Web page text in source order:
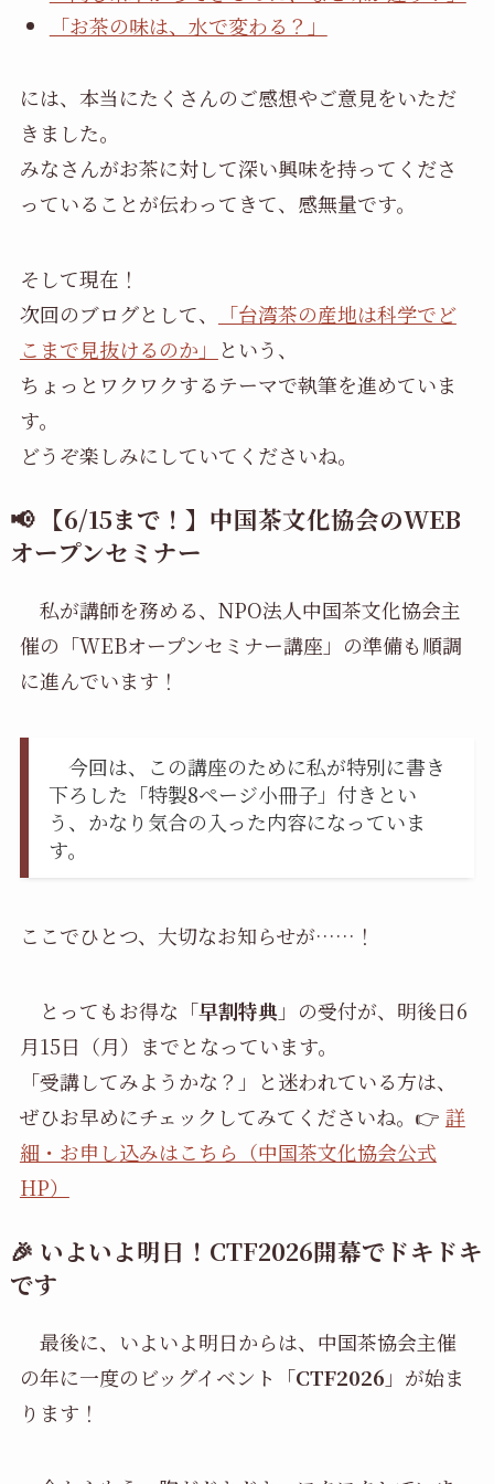
「お茶の味は、水で変わる？」
には、本当にたくさんのご感想やご意見をいただ
きました。
みなさんがお茶に対して深い興味を持ってくださ
っていることが伝わってきて、感無量です。
そして現在！
次回のブログとして、
「台湾茶の産地は科学でど
こまで見抜けるのか」
という、
ちょっとワクワクするテーマで執筆を進めていま
す。
どうぞ楽しみにしていてくださいね。
📢 【6/15まで！】中国茶文化協会のWEB
オープンセミナー
私が講師を務める、NPO法人中国茶文化協会主
催の「WEBオープンセミナー講座」の準備も順調
に進んでいます！
今回は、この講座のために私が特別に書き
下ろした「特製8ページ小冊子」付きとい
う、かなり気合の入った内容になっていま
す。
ここでひとつ、大切なお知らせが……！
とってもお得な「早割特典」の受付が、明後日6
月15日（月）までとなっています。
「受講してみようかな？」と迷われている方は、
ぜひお早めにチェックしてみてくださいね。👉 詳
細・お申し込みはこちら（中国茶文化協会公式
HP）
🎉 いよいよ明日！CTF2026開幕でドキドキ
です
最後に、いよいよ明日からは、中国茶協会主催
の年に一度のビッグイベント「CTF2026 」が始ま
ります！